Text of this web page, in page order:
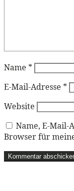
Name *
E-Mail-Adresse *
Website
Name, E-Mail-
Browser für